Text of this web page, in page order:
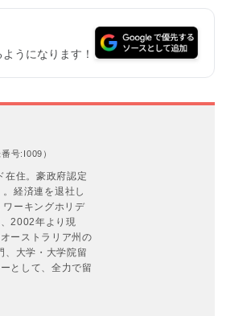
うになります！
号:I009）
在住。豪政府認定
経済連を退社し
ワーキングホリデ
2002年より現
ーストラリア州の
、大学・大学院留
として、全力で留